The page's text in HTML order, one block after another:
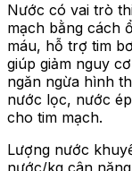
Nước có vai trò
mạch bằng cách
máu, hỗ trợ tim
giúp giảm nguy
ngăn ngừa hình
nước lọc, nước
cho tim mạch.
Lượng nước